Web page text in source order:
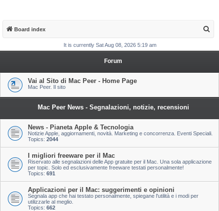
Board index
a
It is currently Sat Aug 08, 2026 5:19 am
Forum
Vai al Sito di Mac Peer - Home Page
Mac Peer. Il sito
Mac Peer News - Segnalazioni, notizie, recensioni
News - Pianeta Apple & Tecnologia
Notizie Apple, aggiornamenti, novità. Marketing e concorrenza. Eventi Speciali.
Topics: 2044
I migliori freeware per il Mac
Riservato alle segnalazioni delle App gratuite per il Mac. Una sola applicazione
per topic. Solo ed esclusivamente freeware testati personalmente!
Topics: 691
Applicazioni per il Mac: suggerimenti e opinioni
Segnala app che hai testato personalmente, spiegane l'utilità e i modi per
utilizzarle al meglio.
Topics: 662